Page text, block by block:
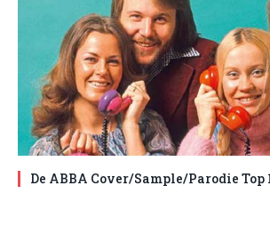
De ABBA Cover/Sample/Parodie Top